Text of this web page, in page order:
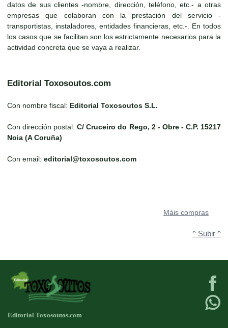
datos de sus clientes -nombre, dirección, teléfono, etc.- a otras
empresas que colaboran con la prestación del servicio -
transportistas, instaladores, entidades financieras, etc.-. En todos
los casos que se facilitan son los estrictamente necesarios para la
actividad concreta que se vaya a realizar.
Editorial Toxosoutos.com
Con nombre fiscal: Editorial Toxosoutos S.L.
Con dirección postal:C/ Cruceiro do Rego, 2 - Obre - C.P. 15217
Noia (A Coruña)
Con email: editorial@toxosoutos.com
Máis compras
^ Subir ^
Editorial Toxosoutos.com